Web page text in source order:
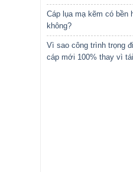
Cáp lụa mạ kẽm có bền
không?
Vì sao công trình trọng
cáp mới 100% thay vì